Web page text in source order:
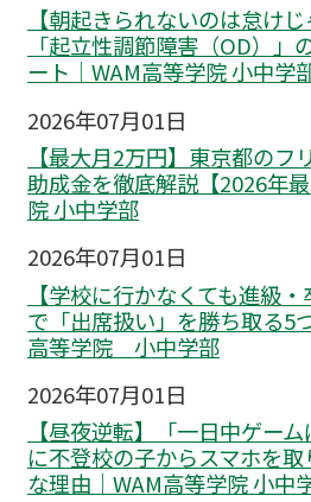
【朝起きられないのは怠け
「起立性調節障害（OD）」
ート｜WAM高等学院 小中学
2026年07月01日
【最大月2万円】東京都のフ
助成金を徹底解説【2026年
院 小中学部
2026年07月01日
【学校に行かなくても進級
で「出席扱い」を勝ち取る5
高等学院 小中学部
2026年07月01日
【昼夜逆転】「一日中ゲー
に不登校の子からスマホを
な理由｜WAM高等学院 小中